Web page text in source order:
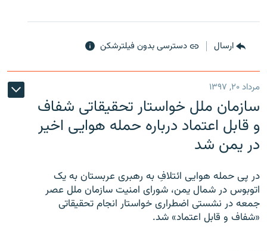
ارسال دسترسی بدون فیلترشکن
مرداد ۲۰, ۱۳۹۷
سازمان ملل خواستار تحقیقاتی شفاف
و قابل اعتماد درباره حمله هوایی اخیر
در یمن شد
در پی حمله هوایی ائتلافِ به رهبری عربستان به یک
اتوبوس در شمال یمن، شورای امنیت سازمان ملل عصر
جمعه در نشستی اضطراری خواستار انجام تحقیقاتی
«شفاف و قابل اعتماد» شد.